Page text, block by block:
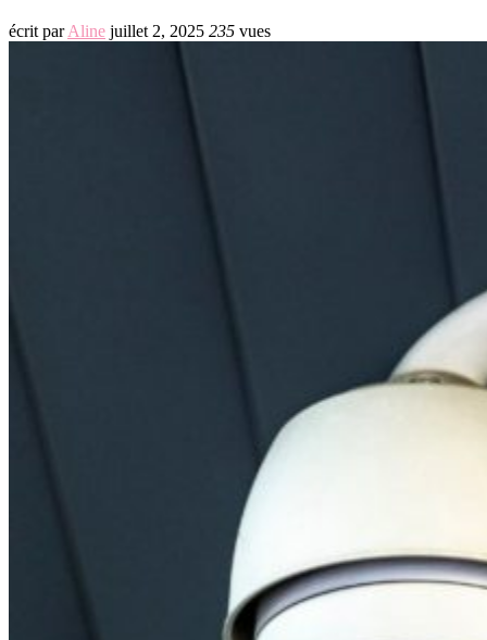
écrit parAline juillet 2, 2025 235 vues